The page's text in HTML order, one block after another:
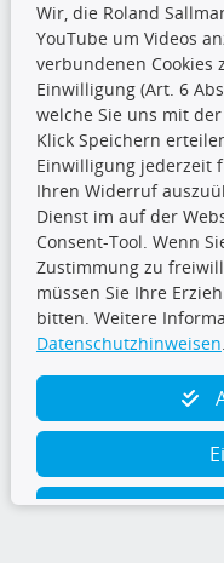
CARAT Gruppe
Folge uns
TecDoc Inside
Wir, die Roland
YouTube um Videos
verbundenen Cookies
Einwilligung (Art. 6
welche Sie uns mit
Klick Speichern
Einwilligung jederzeit
Ihren Widerruf
Dienst im auf der
Consent-Tool. Wenn
Zustimmung zu
müssen Sie Ihre
bitten. Weitere
Datenschutzhinweisen.